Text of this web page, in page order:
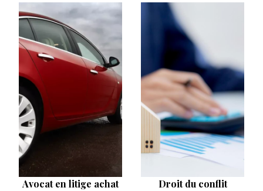
Avocat en litige achat
Droit du conflit